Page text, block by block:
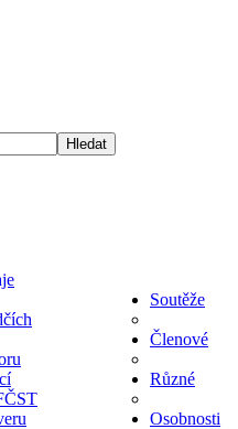
Soutěže
Členové
Různé
Osobnosti